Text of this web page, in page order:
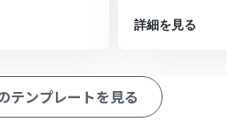
ー起動後、フロー内で処理を行うアク
トのメッセージ送信アクションでは、
定できます。
本文は、固定のテキストだけでなく、
詳細を見る
テンプレートを見る